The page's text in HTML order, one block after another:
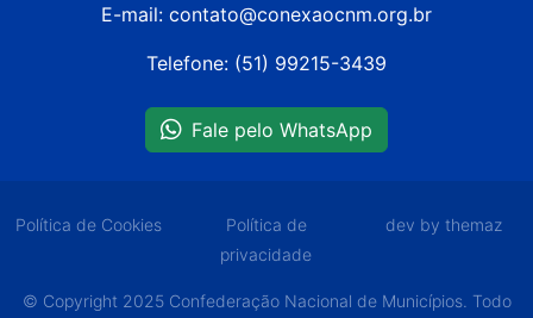
E-mail: contato@conexaocnm.org.br
Telefone: (51) 99215-3439
Fale pelo WhatsApp
Política de Cookies
Política de
privacidade
dev by themaz
© Copyright 2025 Confederação Nacional de Municípios. Todo